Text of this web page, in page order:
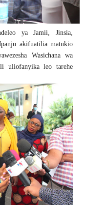
ya Jamii, Jinsia,
akifuatilia matukio
Wasichana wa
uliofanyika leo tarehe